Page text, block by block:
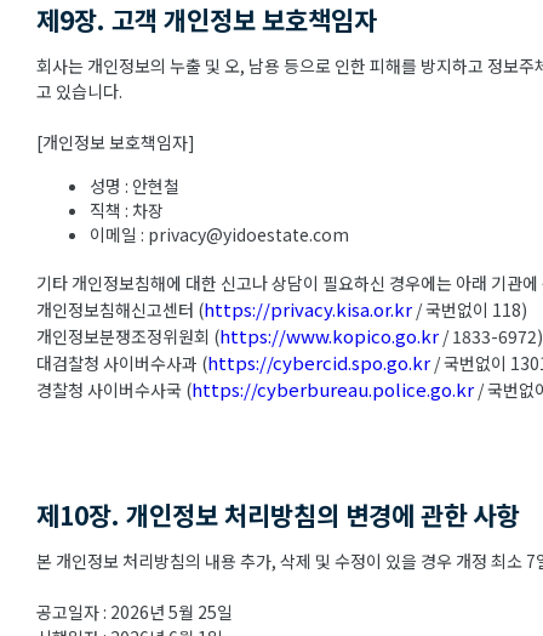
제9장. 고객 개인정보 보호책임자
회사는 개인정보의 누출 및 오, 남용 등으로 인한 피해를 방지하고 정보
고 있습니다.
[개인정보 보호책임자]
성명 : 안현철
직책 : 차장
이메일 : privacy@yidoestate.com
기타 개인정보침해에 대한 신고나 상담이 필요하신 경우에는 아래 기관
개인정보침해신고센터 (https://privacy.kisa.or.kr / 국번없이 118)
개인정보분쟁조정위원회 (https://www.kopico.go.kr / 1833-6972)
대검찰청 사이버수사과 (https://cybercid.spo.go.kr / 국번없이
경찰청 사이버수사국 (https://cyberbureau.police.go.kr / 국번없
제10장. 개인정보 처리방침의 변경에 관한 사항
본 개인정보 처리방침의 내용 추가, 삭제 및 수정이 있을 경우 개정 최소
공고일자 : 2026년 5월 25일